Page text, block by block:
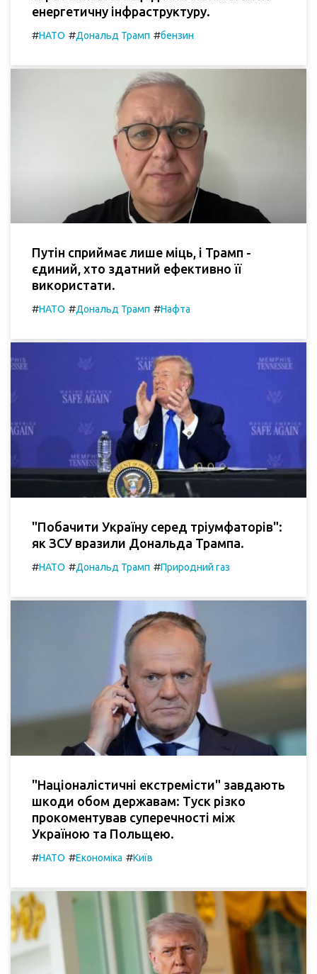
енергетичну інфраструктуру.
#НАТО #Дональд Трамп #бензин
Путін сприймає лише міць, і Трамп -
єдиний, хто здатний ефективно її
використати.
#НАТО #Дональд Трамп #Нафта
"Побачити Україну серед тріумфаторів":
як ЗСУ вразили Дональда Трампа.
#НАТО #Дональд Трамп #Природний газ
"Націоналістичні екстремісти" завдають
шкоди обом державам: Туск різко
прокоментував суперечності між
Україною та Польщею.
#НАТО #Економіка #Київ